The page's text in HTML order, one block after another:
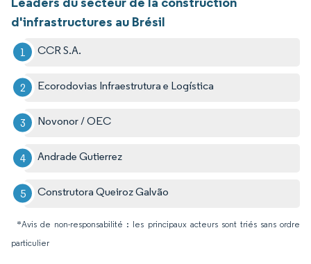
d'infrastructures au Brésil
CCR S.A.
Ecorodovias Infraestrutura e Logística
Novonor / OEC
Andrade Gutierrez
Construtora Queiroz Galvão
*Avis de non-responsabilité : les principaux acteurs sont triés sans ordre
particulier